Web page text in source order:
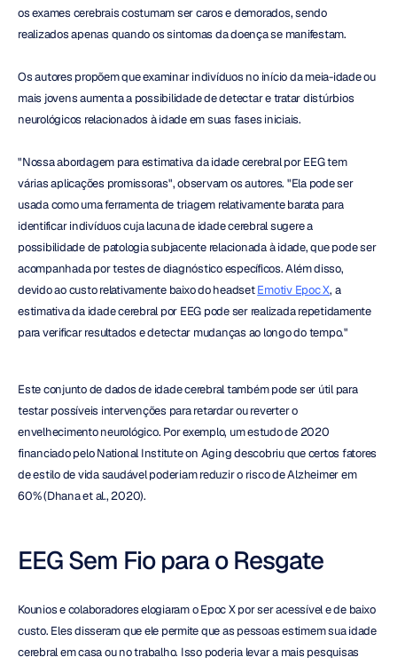
os exames cerebrais costumam ser caros e demorados, sendo
realizados apenas quando os sintomas da doença se manifestam.
Os autores propõem que examinar indivíduos no início da meia-idade ou
mais jovens aumenta a possibilidade de detectar e tratar distúrbios
neurológicos relacionados à idade em suas fases iniciais.
"Nossa abordagem para estimativa da idade cerebral por EEG tem
várias aplicações promissoras", observam os autores. "Ela pode ser
usada como uma ferramenta de triagem relativamente barata para
identificar indivíduos cuja lacuna de idade cerebral sugere a
possibilidade de patologia subjacente relacionada à idade, que pode ser
acompanhada por testes de diagnóstico específicos. Além disso,
devido ao custo relativamente baixo do headset Emotiv Epoc X, a
estimativa da idade cerebral por EEG pode ser realizada repetidamente
para verificar resultados e detectar mudanças ao longo do tempo."
Este conjunto de dados de idade cerebral também pode ser útil para
testar possíveis intervenções para retardar ou reverter o
envelhecimento neurológico. Por exemplo, um estudo de 2020
financiado pelo National Institute on Aging descobriu que certos fatores
de estilo de vida saudável poderiam reduzir o risco de Alzheimer em
60% (Dhana et al., 2020).
EEG Sem Fio para o Resgate
Kounios e colaboradores elogiaram o Epoc X por ser acessível e de baixo
custo. Eles disseram que ele permite que as pessoas estimem sua idade
cerebral em casa ou no trabalho. Isso poderia levar a mais pesquisas